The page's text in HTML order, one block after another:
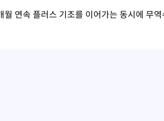
월 연속 플러스 기조를 이어가는 동시에 무